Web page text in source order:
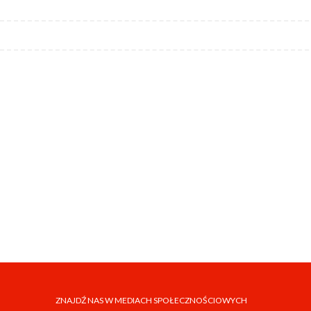
ZNAJDŹ NAS W MEDIACH SPOŁECZNOŚCIOWYCH